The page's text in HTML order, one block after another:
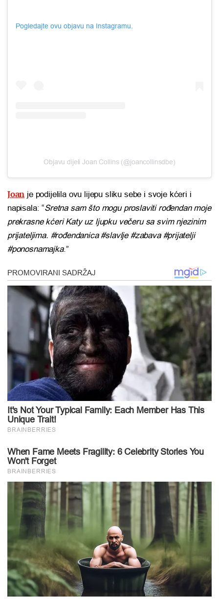
Pogledajte ovu objavu na Instagramu.
Objavu dijeli Joan Collins (@joancollinsdbe)
Joan je podijelila ovu lijepu sliku sebe i svoje kćeri i
napisala: “Sretna sam što mogu proslaviti rođendan moje
prekrasne kćeri Katy uz ljupku večeru sa svim njezinim
prijateljima. #rođendanica #slavlje #zabava #prijatelji
#ponosnamajka.”